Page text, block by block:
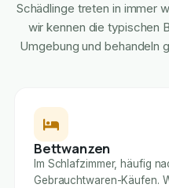
Schädlinge treten in immer
wir kennen die typischen
Umgebung und behandeln
Bettwanzen
Im Schlafzimmer, häufig
Gebrauchtwaren-Käufen.